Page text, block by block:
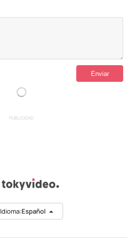
PUBLICIDAD
Idioma:Español